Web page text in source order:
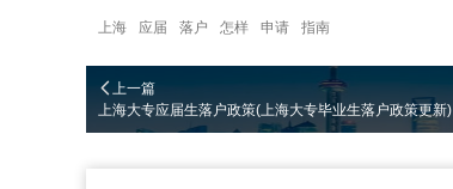
上海 应届 落户 怎样 申请 指南
上一篇
上海大专应届生落户政策(上海大专毕业生落户政策更新)